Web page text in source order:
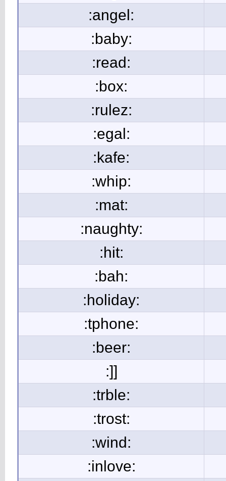
:angel:
:baby:
:read:
:box:
:rulez:
:egal:
:kafe:
:whip:
:mat:
:naughty:
:hit:
:bah:
:holiday:
:tphone:
:beer:
:]]
:trble:
:trost:
:wind:
:inlove: